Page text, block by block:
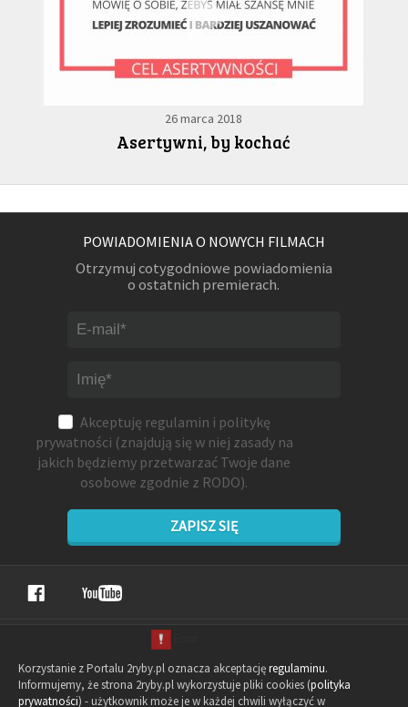
26 marca 2018
Asertywni, by kochać
POWIADOMIENIA O NOWYCH FILMACH
Otrzymuj cotygodniowe powiadomienia
o ostatnich premierach.
Akceptuję regulamin i politykę
prywatności (znajdują się w niej zasady na
jakich będziemy przetwarzać Twoje dane
osobowe zgodnie z RODO).
ZAPISZ SIĘ
Korzystanie z Portalu 2ryby.pl oznacza akceptacjęregulaminu.
Informujemy, że strona 2ryby.pl wykorzystuje pliki cookies (polityka
prywatności) - użytkownik może je w każdej chwili wyłączyć w